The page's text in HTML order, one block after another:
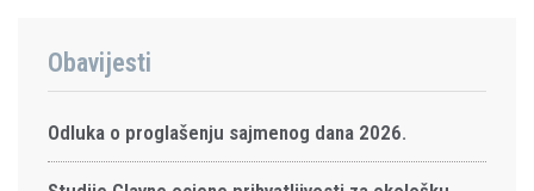
Obavijesti
Odluka o proglašenju sajmenog dana 2026.